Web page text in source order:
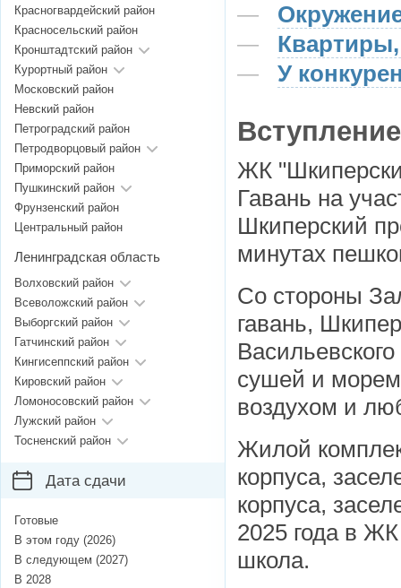
У
Вступление
ЖК
Гавань на
Шкиперский
минутах
Со стороны
гавань,
сушей и
воздухом и
Жилой
корпуса,
корпуса,
2025 года в
школа.
Красногвардейский район
Красносельский район
Кронштадтский район
Курортный район
Московский район
Невский район
Петроградский район
Петродворцовый район
Приморский район
Пушкинский район
Фрунзенский район
Центральный район
Ленинградская область
Волховский район
Всеволожский район
Выборгский район
Гатчинский район
Кингисеппский район
Кировский район
Ломоносовский район
Лужский район
Тосненский район
Дата сдачи
Готовые
В этом году (2026)
В следующем (2027)
В 2028